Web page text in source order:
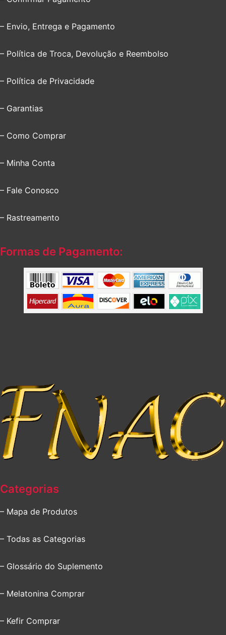
– Envio, Entrega e Pagamento
– Política de Troca, Devolução e Reembolso
– Política de Privacidade
– Garantias
– Como Comprar
– Minha Conta
– Fale Conosco
– Rastreamento
Formas de Pagamento:
Categorias
– Mapa de Produtos
– Todas as Categorias
– Glossário do Suplemento
– Melatonina Comprar
– Kefir Comprar